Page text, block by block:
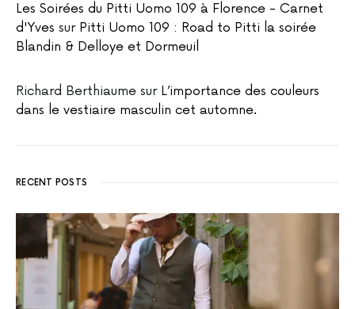
Les Soirées du Pitti Uomo 109 à Florence - Carnet
d'Yves sur Pitti Uomo 109 : Road to Pitti la soirée
Blandin & Delloye et Dormeuil
Richard Berthiaume sur L’importance des couleurs
dans le vestiaire masculin cet automne.
RECENT POSTS